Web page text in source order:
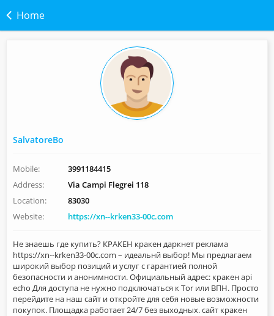
Home
SalvatoreBo
Mobile:
3991184415
Address:
Via Campi Flegrei 118
Location:
83030
Website:
https://xn--krken33-00c.com
Не знаешь где купить? КРАКЕН кракен даркнет реклама
https://xn--krken33-00c.com – идеальнй выбор! Мы предлагаем
широкий выбор позиций и услуг с гарантией полной
безопасности и анонимности. Официальный адрес: кракен api
echo Для доступа не нужно подключаться к Tor или ВПН. Просто
перейдите на наш сайт и откройте для себя новые возможности
покупок. Площадка работает 24/7 без выходных. сайт кракен